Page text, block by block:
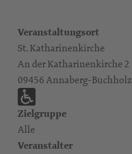
Veranstaltungsort
St. Katharinenkirche
An der Katharinenkirche 2
09456 Annaberg-Buchholz
Zielgruppe
Alle
Veranstalter